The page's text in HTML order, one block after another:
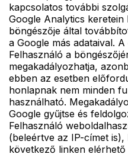
kapcsolatos további
Google Analytics keretein
böngészője által
a Google más adataival.
Felhasználó a
megakadályozhatja,
ebben az esetben
honlapnak nem minden
használható.
Google gyűjtse és
Felhasználó
(beleértve az IP-címet
következő linken